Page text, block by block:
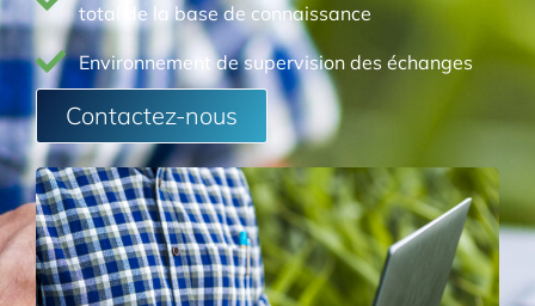
total de la base de connaissance
Environnement de supervision des échanges
Contactez-nous